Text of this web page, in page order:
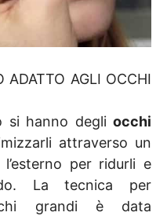
ADATTO AGLI OCCHI
si hanno degli occhi
attraverso un
per ridurli e
La tecnica per
grandi è data